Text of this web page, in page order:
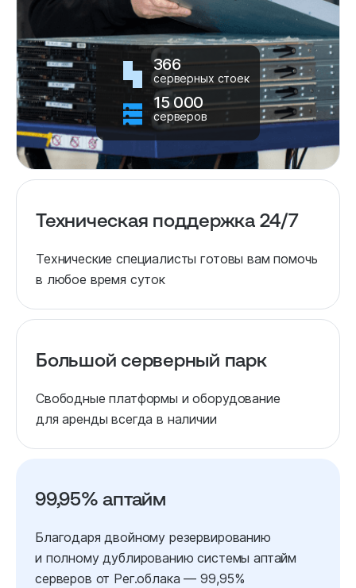
366
серверных стоек
15 000
серверов
Техническая поддержка 24/7
Технические специалисты готовы вам помочь
в любое время суток
Большой серверный парк
Свободные платформы и оборудование
для аренды всегда в наличии
99,95% аптайм
Благодаря двойному резервированию
и полному дублированию системы аптайм
серверов от Рег.облака — 99,95%